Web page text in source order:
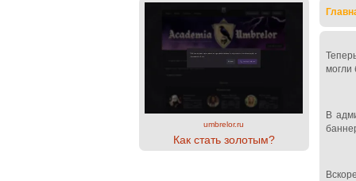
umbrelor.ru
Как стать золотым?
могли
В